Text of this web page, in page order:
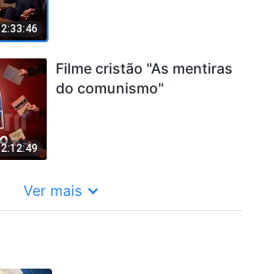
2:33:46
2:12:49
Filme cristão "As mentiras
do comunismo"
Ver mais